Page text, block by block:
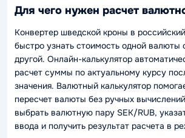
Для чего нужен расчет
Конвертер шведской кроны в
быстро узнать стоимость одной валюты
другой. Онлайн-калькулятор
расчет суммы по актуальному курсу
значения. Валютный калькулятор
пересчет валюты без ручных
выбрать валютную пару SEK/RUB,
ввода и получить результат расчета в